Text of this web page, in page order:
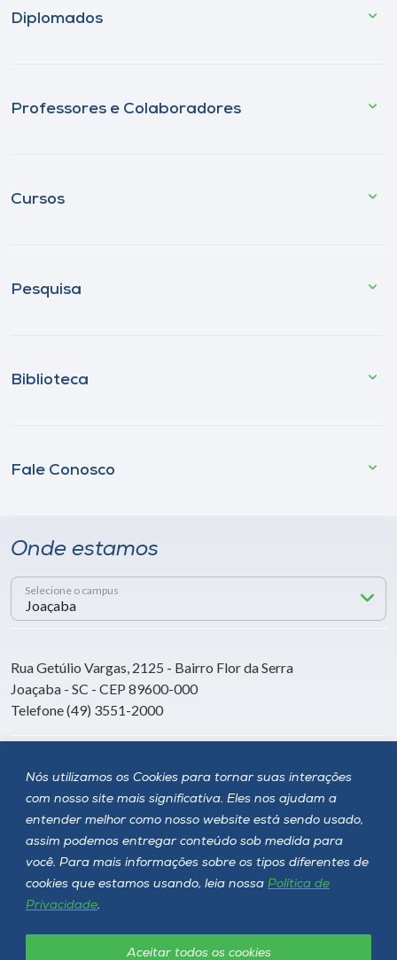
Nós utilizamos os Cookies para tornar suas interações
com nosso site mais significativa. Eles nos ajudam a
entender melhor como nosso website está sendo usado,
assim podemos entregar conteúdo sob medida para
você. Para mais informações sobre os tipos diferentes de
cookies que estamos usando, leia nossa Política de
Privacidade.
Aceitar todos os cookies
Diplomados
Professores e Colaboradores
Cursos
Pesquisa
Biblioteca
Fale Conosco
Onde estamos
Selecione o campus
Rua Getúlio Vargas, 2125 - Bairro Flor da Serra
Joaçaba - SC - CEP 89600-000
Telefone (49) 3551-2000
Siga a Unoesc